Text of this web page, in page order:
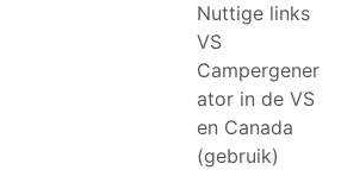
Nuttige links
VS
Campergener
ator in de VS
en Canada
(gebruik)